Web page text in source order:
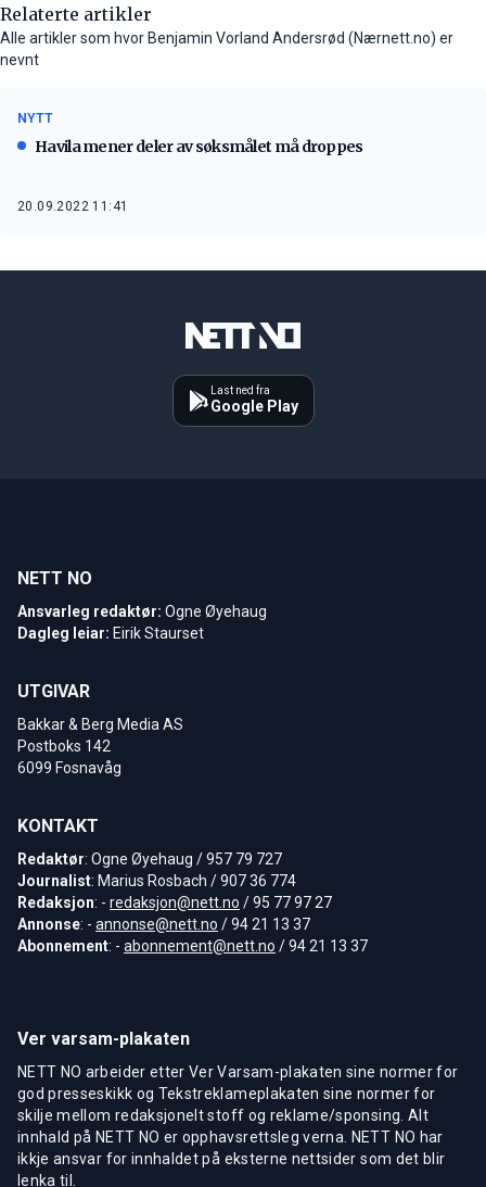
Relaterte artikler
Alle artikler som hvor Benjamin Vorland Andersrød (Nærnett.no) er
nevnt
NYTT
Havila mener deler av søksmålet må droppes
20.09.2022 11:41
Last ned fra
Google Play
NETT NO
Ansvarleg redaktør: Ogne Øyehaug
Dagleg leiar: Eirik Staurset
UTGIVAR
Bakkar & Berg Media AS
Postboks 142
6099 Fosnavåg
KONTAKT
Redaktør: Ogne Øyehaug / 957 79 727
Journalist: Marius Rosbach / 907 36 774
Redaksjon: - redaksjon@nett.no / 95 77 97 27
Annonse: - annonse@nett.no / 94 21 13 37
Abonnement: - abonnement@nett.no / 94 21 13 37
Ver varsam-plakaten
NETT NO arbeider etter Ver Varsam-plakaten sine normer for
god presseskikk og Tekstreklameplakaten sine normer for
skilje mellom redaksjonelt stoff og reklame/sponsing. Alt
innhald på NETT NO er opphavsrettsleg verna. NETT NO har
ikkje ansvar for innhaldet på eksterne nettsider som det blir
lenka til.